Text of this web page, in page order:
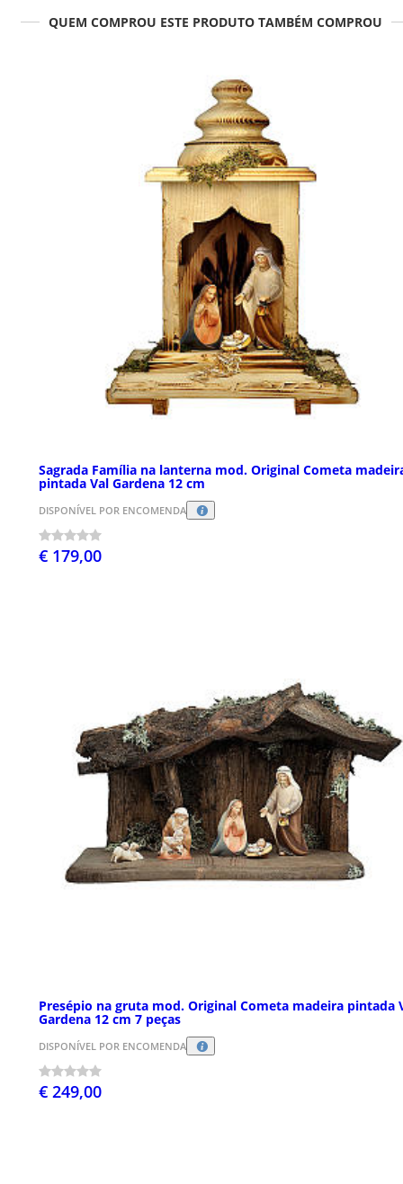
QUEM COMPROU ESTE PRODUTO TAMBÉM COMPROU
Sagrada Família na lanterna mod. Original Cometa
pintada Val Gardena 12 cm
DISPONÍVEL POR ENCOMENDA
€ 179,00
Presépio na gruta mod. Original Cometa madeira pintada
Gardena 12 cm 7 peças
DISPONÍVEL POR ENCOMENDA
€ 249,00